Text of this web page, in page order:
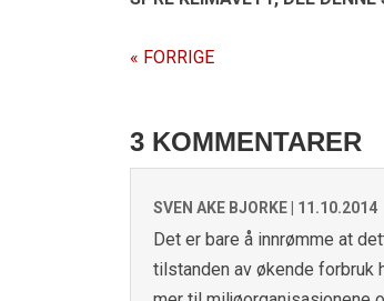
« FORRIGE
3 KOMMENTARER
SVEN AKE BJORKE | 11.10.2014
Det er bare å innrømme at
tilstanden av økende forbruk